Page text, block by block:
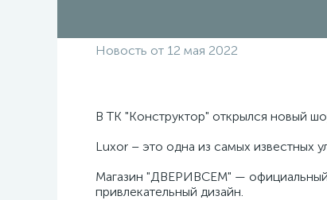
Новость от 12 мая 2022
В ТК "Конструктор" открылся новый
Luxor – это одна из самых известных
Магазин "ДВЕРИВСЕМ" — официальный
привлекательный дизайн.